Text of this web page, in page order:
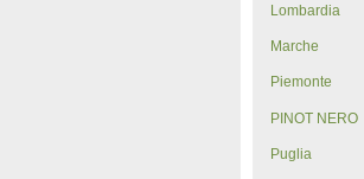
Lombardia
Marche
Piemonte
PINOT NERO
Puglia